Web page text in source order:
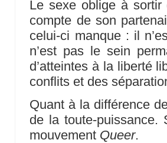
Le sexe oblige à
compte de son
celui-ci manque : il
n’est pas le sein
d’atteintes à la liberté
conflits et des
Quant à la différence
de la toute-puissance.
mouvement Queer.